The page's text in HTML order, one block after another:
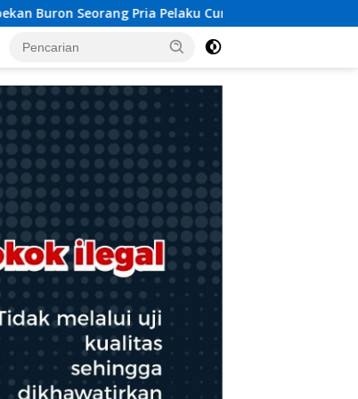
Curas Berhasil Diamankan Tim SW Satreskrim Polres